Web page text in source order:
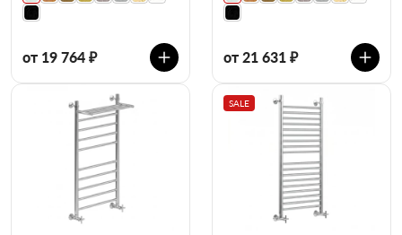
от 19 764 ₽ от 21 631 ₽
SALE